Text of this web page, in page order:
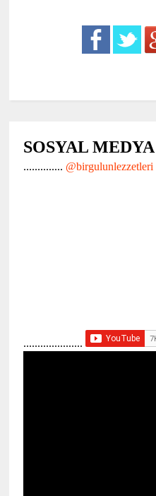
SOSYAL MEDYA
.............. @birgulunlezzetleri
.....................